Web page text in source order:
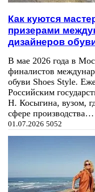
Как куются
призерами
дизайнеров
В мае 2026 года в
финалистов
обуви Shoes Style.
Российским
Н. Косыгина, вузом,
сфере производства…
01.07.2026 5052